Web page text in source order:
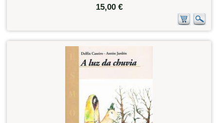
15,00 €